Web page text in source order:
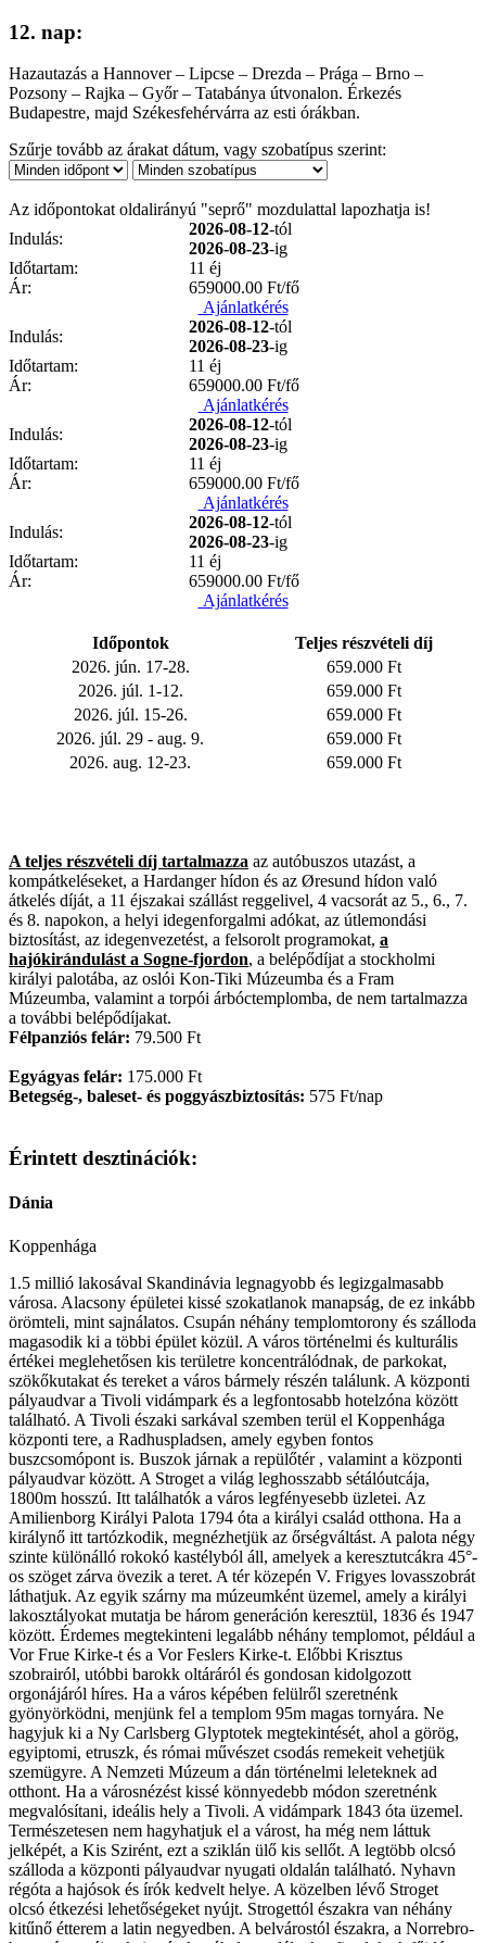
12. nap:
Hazautazás a Hannover – Lipcse – Drezda – Prága – Brno –
Pozsony – Rajka – Győr – Tatabánya útvonalon. Érkezés
Budapestre, majd Székesfehérvárra az esti órákban.
Szűrje tovább az árakat dátum, vagy szobatípus szerint:
Az időpontokat oldalirányú "seprő" mozdulattal lapozhatja is!
Indulás:
2026-08-12-tól
2026-08-23-ig
Időtartam:
11 éj
Ár:
659000.00 Ft/fő
Ajánlatkérés
Indulás:
2026-08-12-tól
2026-08-23-ig
Időtartam:
11 éj
Ár:
659000.00 Ft/fő
Ajánlatkérés
Indulás:
2026-08-12-tól
2026-08-23-ig
Időtartam:
11 éj
Ár:
659000.00 Ft/fő
Ajánlatkérés
Indulás:
2026-08-12-tól
2026-08-23-ig
Időtartam:
11 éj
Ár:
659000.00 Ft/fő
Ajánlatkérés
Időpontok
Teljes részvételi díj
2026. jún. 17-28.
659.000 Ft
2026. júl. 1-12.
659.000 Ft
2026. júl. 15-26.
659.000 Ft
2026. júl. 29 - aug. 9.
659.000 Ft
2026. aug. 12-23.
659.000 Ft
A teljes részvételi díj tartalmazza az autóbuszos utazást, a
kompátkeléseket, a Hardanger hídon és az Øresund hídon való
átkelés díját, a 11 éjszakai szállást reggelivel, 4 vacsorát az 5., 6., 7.
és 8. napokon, a helyi idegenforgalmi adókat, az útlemondási
biztosítást, az idegenvezetést, a felsorolt programokat, a
hajókirándulást a Sogne-fjordon, a belépődíjat a stockholmi
királyi palotába, az oslói Kon-Tiki Múzeumba és a Fram
Múzeumba, valamint a torpói árbóctemplomba, de nem tartalmazza
a további belépődíjakat.
Félpanziós felár: 79.500 Ft
Egyágyas felár: 175.000 Ft
Betegség-, baleset- és poggyászbiztosítás: 575 Ft/nap
Érintett desztinációk:
Dánia
Koppenhága
1.5 millió lakosával Skandinávia legnagyobb és legizgalmasabb
városa. Alacsony épületei kissé szokatlanok manapság, de ez inkább
örömteli, mint sajnálatos. Csupán néhány templomtorony és szálloda
magasodik ki a többi épület közül. A város történelmi és kulturális
értékei meglehetősen kis területre koncentrálódnak, de parkokat,
szökőkutakat és tereket a város bármely részén találunk. A központi
pályaudvar a Tivoli vidámpark és a legfontosabb hotelzóna között
található. A Tivoli északi sarkával szemben terül el Koppenhága
központi tere, a Radhuspladsen, amely egyben fontos
buszcsomópont is. Buszok járnak a repülőtér , valamint a központi
pályaudvar között. A Stroget a világ leghosszabb sétálóutcája,
1800m hosszú. Itt találhatók a város legfényesebb üzletei. Az
Amilienborg Királyi Palota 1794 óta a királyi család otthona. Ha a
királynő itt tartózkodik, megnézhetjük az őrségváltást. A palota négy
szinte különálló rokokó kastélyból áll, amelyek a keresztutcákra 45°-
os szöget zárva övezik a teret. A tér közepén V. Frigyes lovasszobrát
láthatjuk. Az egyik szárny ma múzeumként üzemel, amely a királyi
lakosztályokat mutatja be három generáción keresztül, 1836 és 1947
között. Érdemes megtekinteni legalább néhány templomot, például a
Vor Frue Kirke-t és a Vor Feslers Kirke-t. Előbbi Krisztus
szobrairól, utóbbi barokk oltáráról és gondosan kidolgozott
orgonájáról híres. Ha a város képében felülről szeretnénk
gyönyörködni, menjünk fel a templom 95m magas tornyára. Ne
hagyjuk ki a Ny Carlsberg Glyptotek megtekintését, ahol a görög,
egyiptomi, etruszk, és római művészet csodás remekeit vehetjük
szemügyre. A Nemzeti Múzeum a dán történelmi leleteknek ad
otthont. Ha a városnézést kissé könnyedebb módon szeretnénk
megvalósítani, ideális hely a Tivoli. A vidámpark 1843 óta üzemel.
Természetesen nem hagyhatjuk el a várost, ha még nem láttuk
jelképét, a Kis Szirént, ezt a sziklán ülő kis sellőt. A legtöbb olcsó
szálloda a központi pályaudvar nyugati oldalán található. Nyhavn
régóta a hajósok és írók kedvelt helye. A közelben lévő Stroget
olcsó étkezési lehetőségeket nyújt. Strogettól északra van néhány
kitűnő étterem a latin negyedben. A belvárostól északra, a Norrebro-